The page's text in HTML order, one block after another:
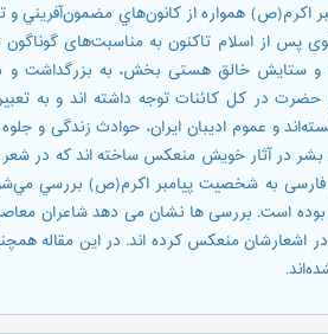
اكرم(ص) همواره از كانون‌هاي مضمون‌آفريني
پس از اسلام تاکنون به مناسبت‌های گوناگون
ستایش خالق هستی بخش، به بزرگداشت و
در کل کائنات توجه داشته اند و به
و عموم ادیبان ایران، حوادث زندگی و
در آثار خویش منعکس ساخته اند که در
فارسی به شخصیت پیامبر اكرم(ص) بررسي
بوده است. بررسی ها نشان می دهد شاعران
اشعارشان منعکس کرده اند. در اين مقاله